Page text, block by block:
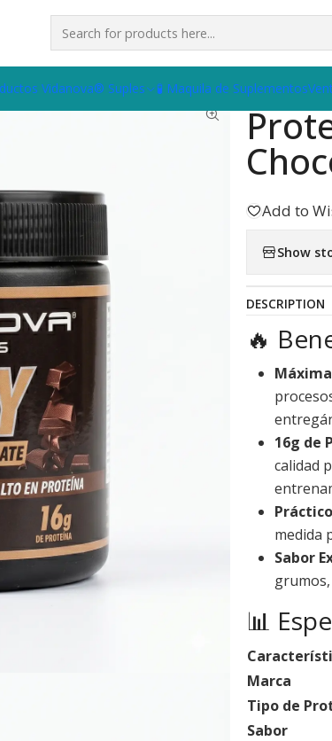
Vidanova® Suples 🧪 Maquila de Suplementos
Whey Isolada 200gr - Chocolate
|
Add to
Show
DESCRIPTION
🔥
16g de
calidad
medida
Sabor
📊
Marca
Tipo de
Sabor